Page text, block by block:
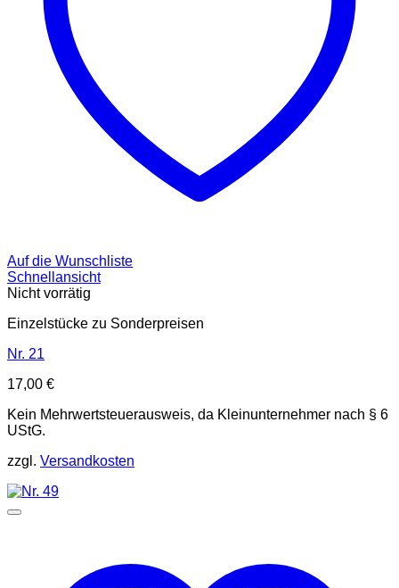
Auf die Wunschliste
Schnellansicht
Nicht vorrätig
Einzelstücke zu Sonderpreisen
Nr. 21
17,00 €
Kein Mehrwertsteuerausweis, da Kleinunternehmer nach § 6
UStG.
zzgl. Versandkosten